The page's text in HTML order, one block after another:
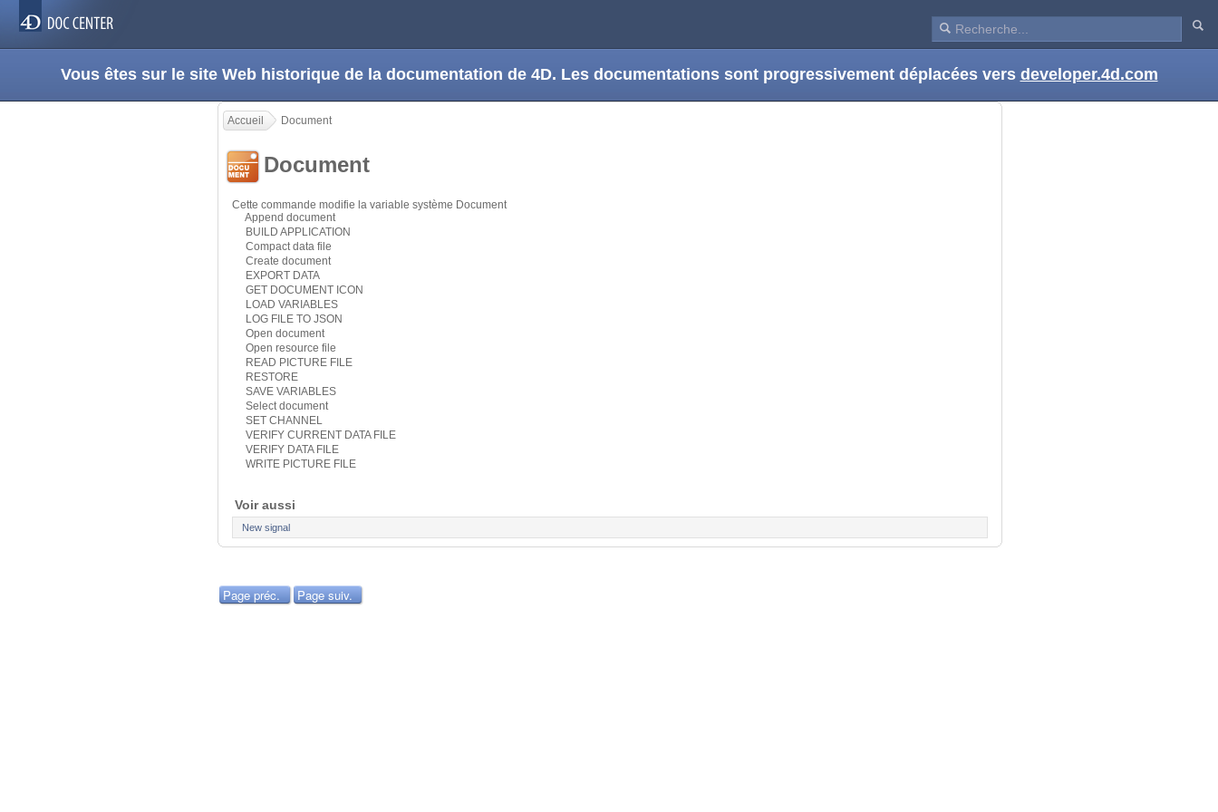
Vous êtes sur le site Web historique de la documentation de 4D. Les documentations sont progressivement déplacées vers developer.4d.com
Accueil Document
Document
Cette commande modifie la variable système Document
Append document
BUILD APPLICATION
Compact data file
Create document
EXPORT DATA
GET DOCUMENT ICON
LOAD VARIABLES
LOG FILE TO JSON
Open document
Open resource file
READ PICTURE FILE
RESTORE
SAVE VARIABLES
Select document
SET CHANNEL
VERIFY CURRENT DATA FILE
VERIFY DATA FILE
WRITE PICTURE FILE
Voir aussi
New signal
Page préc. Page suiv.